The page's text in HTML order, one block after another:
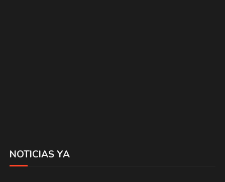
NOTICIAS YA